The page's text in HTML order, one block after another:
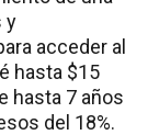
y
acceder al
hasta $15
hasta 7 años
del 18%.